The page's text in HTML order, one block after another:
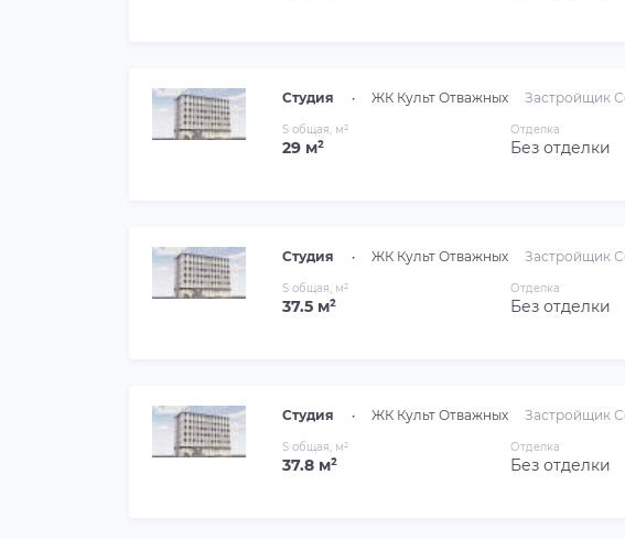
Студия • ЖК Культ Отважных Застройщик
S общая, м²
29 м²
Отделка
Без отделки
Студия • ЖК Культ Отважных Застройщик
S общая, м²
37.5 м²
Отделка
Без отделки
Студия • ЖК Культ Отважных Застройщик
S общая, м²
37.8 м²
Отделка
Без отделки